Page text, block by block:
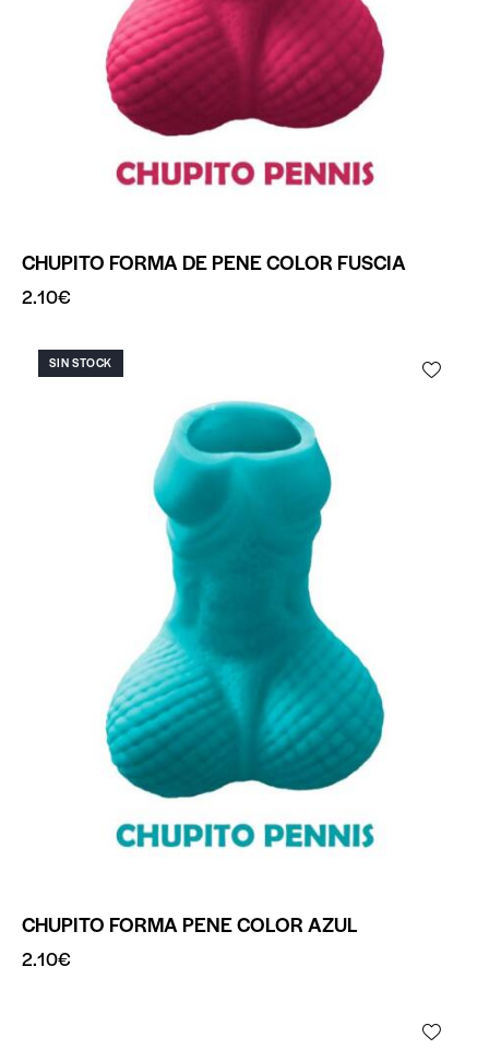
CHUPITO FORMA DE PENE COLOR FUSCIA
2.10€
SIN STOCK
CHUPITO FORMA PENE COLOR AZUL
2.10€